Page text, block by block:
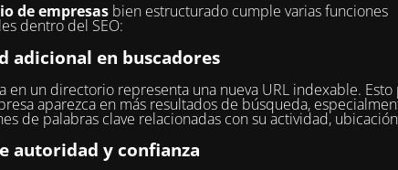
de empresas bien estructurado cumple varias funciones
dentro del SEO:
adicional en buscadores
en un directorio representa una nueva URL indexable.
aparezca en más resultados de búsqueda,
de palabras clave relacionadas con su actividad,
autoridad y confianza